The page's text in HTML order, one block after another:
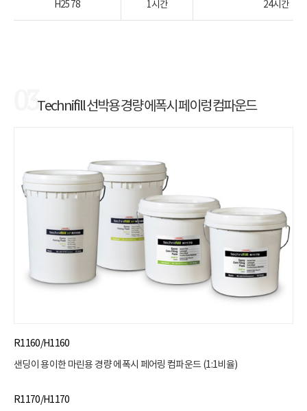
H2578 1시간 24시간
Technifill 선박용 경량 에폭시 페이렁 컴파운드
R1160/H1160
샌딩이 용이한 마린용 경량 에폭시 페어링 컴파운드 (1:1비율)
R1170/H1170